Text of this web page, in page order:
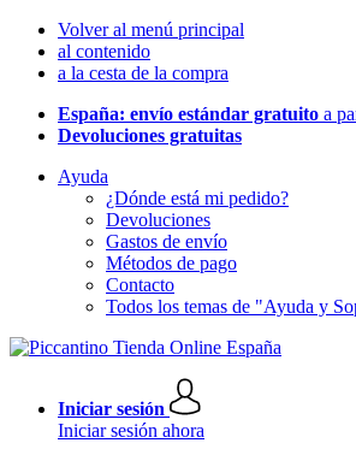
Volver al menú principal
al contenido
a la cesta de la compra
España: envío estándar gratuito a
Devoluciones gratuitas
Ayuda
¿Dónde está mi pedido?
Devoluciones
Gastos de envío
Métodos de pago
Contacto
Todos los temas de "Ayuda y
Iniciar sesión
Iniciar sesión ahora